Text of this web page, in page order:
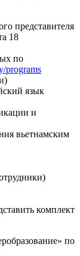
представителя
18
по
programs
язык
и
вьетнамским
комплект
по